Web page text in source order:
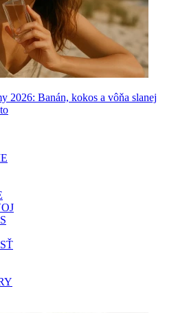
2026: Banán, kokos a vôňa slanej